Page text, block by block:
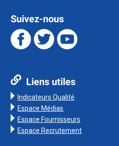
Suivez-nous
Liens utiles
Indicateurs Qualité
Espace Médias
Espace Fournisseurs
Espace Recrutement